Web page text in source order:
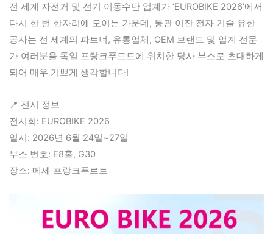
전 세계 자전거 및 전기 이동수단 업계가 ‘EUROBIKE 2026’에서
다시 한 번 한자리에 모이는 가운데, 동관 이잔 전자 기술 유한
공사는 전 세계의 파트너, 유통업체, OEM 브랜드 및 업계 전문
가 여러분을 독일 프랑크푸르트에 위치한 당사 부스로 초대하게
되어 매우 기쁘게 생각합니다!
📍 전시 정보
전시회: EUROBIKE 2026
일시: 2026년 6월 24일~27일
부스 번호: E8홀, G30
장소: 메세 프랑크푸르트